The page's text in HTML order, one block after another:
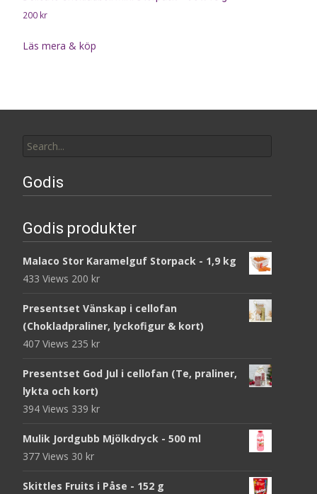
200 kr
Läs mera & köp
for:
Godis
Godis produkter
Malaco Stor Karamelguf Storpack - 1,9 kg
433 Views 200 kr
Presentset Vänskap i cellofan
(Chokladpraliner, lyckofigur & kort)
407 Views 235 kr
Presentset God Jul i cellofan (Te, praliner,
lykta och kort)
394 Views 339 kr
Mulik Jordgubb Mjölkdryck - 500 ml
377 Views 30 kr
Skittles Fruits i Påse - 152 g